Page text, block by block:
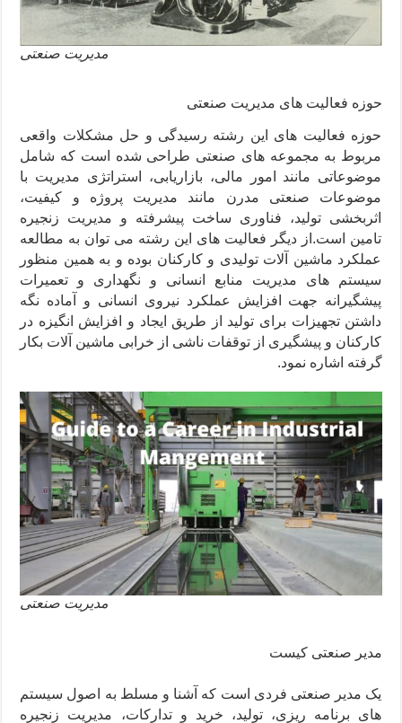
مدیریت صنعتی
حوزه فعالیت های مدیریت صنعتی
حوزه فعالیت های این رشته رسیدگی و حل مشکلات واقعی
مربوط به مجموعه های صنعتی طراحی شده است که شامل
موضوعاتی مانند امور مالی، بازاریابی، استراتژی مدیریت با
موضوعات صنعتی مدرن مانند مدیریت پروژه و کیفیت،
اثربخشی تولید، فناوری ساخت پیشرفته و مدیریت زنجیره
تامین است.از دیگر فعالیت های این رشته می توان به مطالعه
عملکرد ماشین‌ آلات تولیدی و کارکنان بوده و به همین منظور
سیستم های مدیریت منابع انسانی و نگهداری و تعمیرات
پیشگیرانه جهت افزایش عملکرد نیروی انسانی و آماده نگه
داشتن تجهیزات برای تولید از طریق ایجاد و افزایش انگیزه در
کارکنان و پیشگیری از توقفات ناشی از خرابی ماشین آلات بکار
گرفته اشاره نمود.
مدیریت صنعتی
مدیر صنعتی کیست
یک مدیر صنعتی فردی است که آشنا و مسلط به اصول سیستم
های برنامه ریزی، تولید، خرید و تدارکات، مدیریت زنجیره